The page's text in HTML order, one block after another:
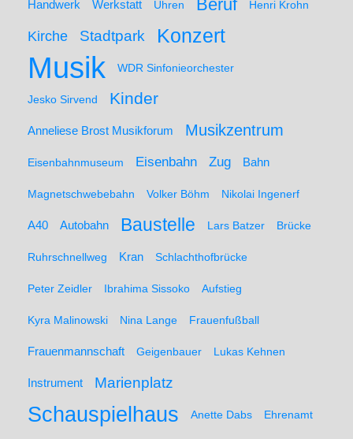
Handwerk Werkstatt Uhren Beruf Henri Krohn
Kirche Stadtpark Konzert
Musik WDR Sinfonieorchester
Jesko Sirvend Kinder
Anneliese Brost Musikforum Musikzentrum
Eisenbahnmuseum Eisenbahn Zug Bahn
Magnetschwebebahn Volker Böhm Nikolai Ingenerf
A40 Autobahn Baustelle Lars Batzer Brücke
Ruhrschnellweg Kran Schlachthofbrücke
Peter Zeidler Ibrahima Sissoko Aufstieg
Kyra Malinowski Nina Lange Frauenfußball
Frauenmannschaft Geigenbauer Lukas Kehnen
Instrument Marienplatz
Schauspielhaus Anette Dabs Ehrenamt